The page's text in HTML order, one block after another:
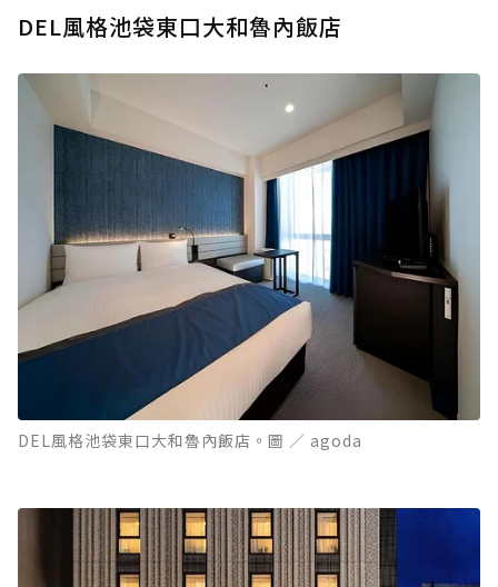
DEL風格池袋東口大和魯內飯店
DEL風格池袋東口大和魯內飯店。圖 ／ agoda